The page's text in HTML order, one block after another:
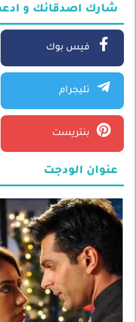
شارك اصدقائك و
فيس بوك
تليجرام
بنتريست
عنوان الودجت